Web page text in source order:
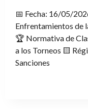
📅 Fecha: 16/05/
Enfrentamientos de
🏆 Normativa de
a los Torneos 🟨
Sanciones